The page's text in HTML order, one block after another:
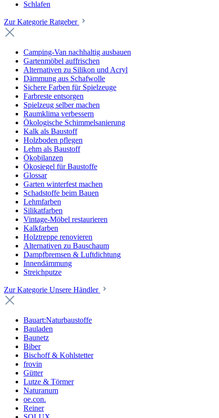
Schlafen
Zur Kategorie Ratgeber
Camping-Van nachhaltig ausbauen
Gartenmöbel auffrischen
Alternativen zu Silikon und Acryl
Dämmung aus Schafwolle
Sichere Farben für Spielzeuge
Farbreste entsorgen
Spielzeug selber machen
Raumklima verbessern
Ökologische Schimmelsanierung
Kalk als Baustoff
Holzboden pflegen
Lehm als Baustoff
Ökobilanzen
Ökosiegel für Baustoffe
Glossar
Garten winterfest machen
Schadstoffe beim Bauen
Lehmfarben
Silikatfarben
Vintage-Möbel restaurieren
Kalkfarben
Holztreppe renovieren
Alternativen zu Bauschaum
Dampfbremsen & Luftdichtung
Innendämmung
Streichputze
Zur Kategorie Unsere Händler
Bauart:Naturbaustoffe
Bauladen
Baunetz
Biber
Bischoff & Kohlstetter
frovin
Gütter
Lutze & Törmer
Naturanum
oe.con.
Reiner